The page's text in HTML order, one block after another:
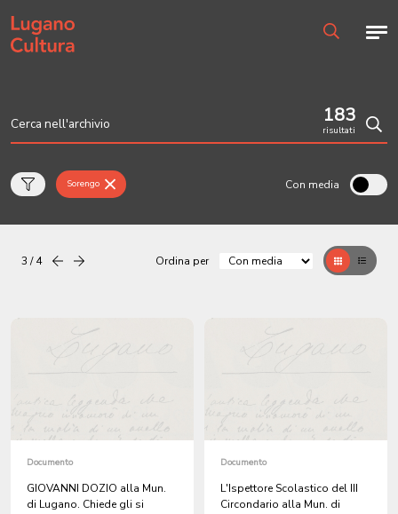
Home page
183
risultati
Sorengo Con media
3 / 4 Precedentesuccessiva Ordina per GrigliaTable
Documento
GIOVANNI DOZIO alla Mun.
di Lugano. Chiede gli si
Documento
L'Ispettore Scolastico del III
Circondario alla Mun. di